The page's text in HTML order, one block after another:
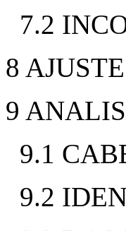
7.2
8
9
9.1
9.2